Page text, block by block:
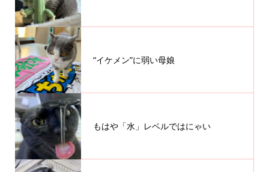
“イケメン”に弱い母娘
もはや「水」レベルではにゃい